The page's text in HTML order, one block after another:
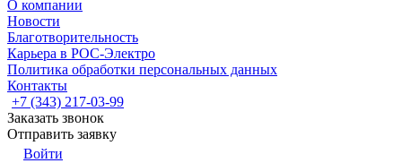
О компании
Новости
Благотворительность
Карьера в РОС-Электро
Политика обработки персональных данных
Контакты
+7 (343) 217-03-99
Заказать звонок
Отправить заявку
Войти